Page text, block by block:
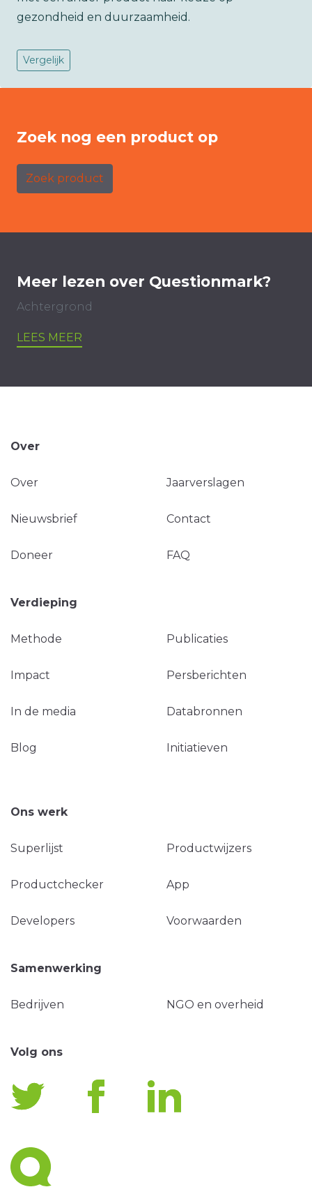
gezondheid en duurzaamheid.
Vergelijk
Zoek nog een product op
Zoek product
Meer lezen over Questionmark?
Achtergrond
LEES MEER
Over
Over Jaarverslagen
Nieuwsbrief Contact
Doneer FAQ
Verdieping
Methode Publicaties
Impact Persberichten
In de media Databronnen
Blog Initiatieven
Ons werk
Superlijst Productwijzers
Productchecker App
Developers Voorwaarden
Samenwerking
Bedrijven NGO en overheid
Volg ons